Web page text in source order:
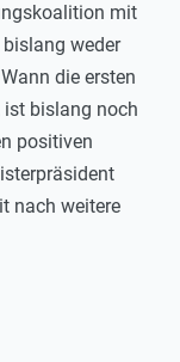
mit
weder
die ersten
ist bislang noch
positiven
nach weitere